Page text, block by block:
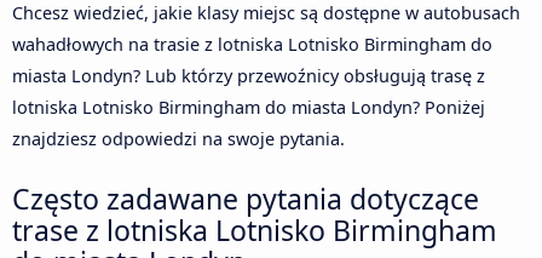
Chcesz wiedzieć, jakie klasy miejsc są dostępne w autobusach
wahadłowych na trasie z lotniska Lotnisko Birmingham do
miasta Londyn? Lub którzy przewoźnicy obsługują trasę z
lotniska Lotnisko Birmingham do miasta Londyn? Poniżej
znajdziesz odpowiedzi na swoje pytania.
Często zadawane pytania dotyczące
trase z lotniska Lotnisko Birmingham